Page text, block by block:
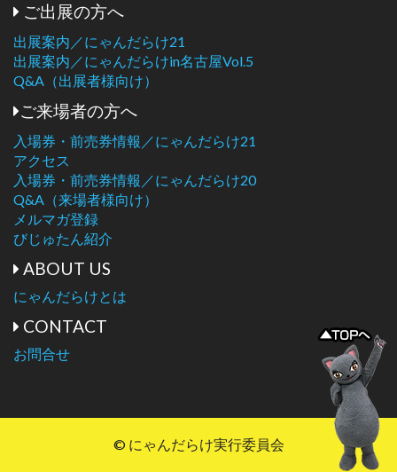
ご出展の方へ
出展案内／にゃんだらけ21
出展案内／にゃんだらけin名古屋Vol.5
Q&A（出展者様向け）
ご来場者の方へ
入場券・前売券情報／にゃんだらけ21
アクセス
入場券・前売券情報／にゃんだらけ20
Q&A（来場者様向け）
メルマガ登録
びじゅたん紹介
ABOUT US
にゃんだらけとは
CONTACT
お問合せ
© にゃんだらけ実行委員会